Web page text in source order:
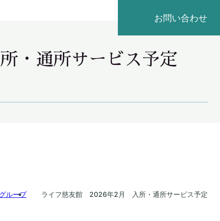
お問い合わせ
・通所サービス予定
ループ ライフ慈友館 2026年2月 入所・通所サービス予定